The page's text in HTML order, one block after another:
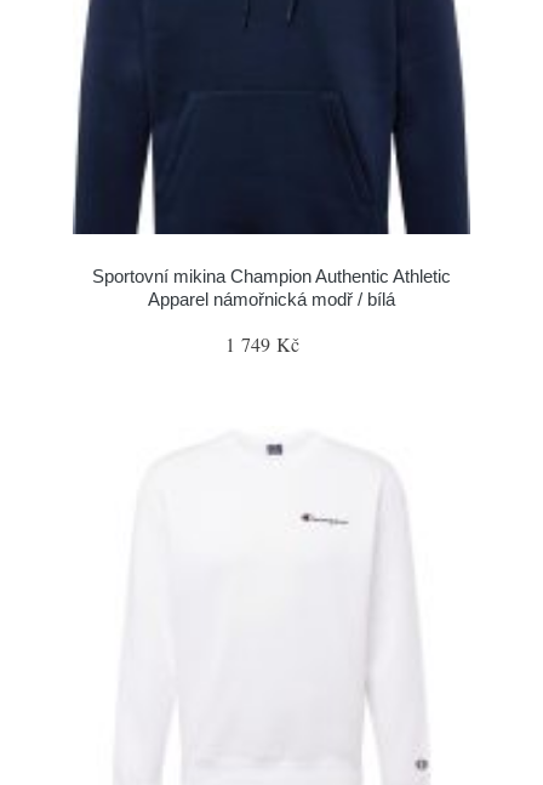
Sportovní mikina Champion Authentic Athletic
Apparel námořnická modř / bílá
1 749 Kč